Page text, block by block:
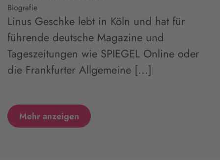
Biografie
Linus Geschke lebt in Köln und hat für
führende deutsche Magazine und
Tageszeitungen wie SPIEGEL Online oder
die Frankfurter Allgemeine [...]
Mehr anzeigen